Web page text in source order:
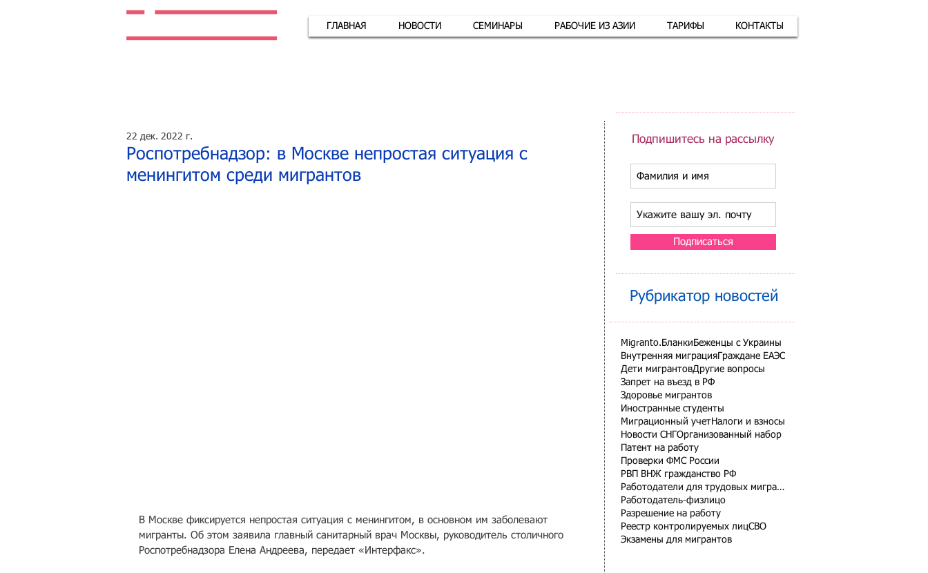
ГЛАВНАЯ НОВОСТИ СЕМИНАРЫ РАБОЧИЕ ИЗ АЗИИ ТАРИФЫ КОНТАКТЫ
Роспотребнадзор: в Москве непростая ситуация с
менингитом среди мигрантов
22 дек. 2022 г.
В Москве фиксируется непростая ситуация с менингитом, в основном им заболевают
мигранты. Об этом заявила главный санитарный врач Москвы, руководитель столичного
Роспотребнадзора Елена Андреева, передает «Интерфакс».
Подпишитесь на рассылку
Подписаться
Рубрикатор новостей
Migranto.Бланки Беженцы с Украины
Внутренняя миграция Граждане ЕАЭС
Дети мигрантовДругие вопросы
Запрет на въезд в РФ
Здоровье мигрантов
Иностранные студенты
Миграционный учетНалоги и взносы
Новости СНГ Организованный набор
Патент на работу
Проверки ФМС России
РВП ВНЖ гражданство РФ
Работодатели для трудовых мигрантов
Работодатель-физлицо
Разрешение на работу
Реестр контролируемых лицСВО
Экзамены для мигрантов